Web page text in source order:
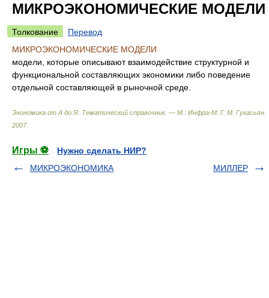
МИКРОЭКОНОМИЧЕСКИЕ МОДЕЛИ
Толкование
Перевод
МИКРОЭКОНОМИЧЕСКИЕ МОДЕЛИ
модели, которые описывают взаимодействие структурной и
функциональной составляющих экономики либо поведение
отдельной составляющей в рыночной среде.
Экономика от А до Я: Тематический справочник. — М.: Инфра-М Г. М. Гукасьян
2007.
Игры ⚽
Нужно сделать НИР?
МИКРОЭКОНОМИКА
МИЛЛЕР